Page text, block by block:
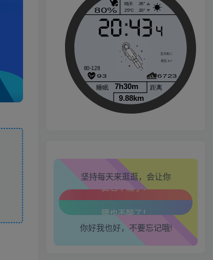
坚持每天来逛逛，会让你
走路也有劲了！
腿也不痛了！
腰也不酸了！
你好我也好，不要忘记哦!